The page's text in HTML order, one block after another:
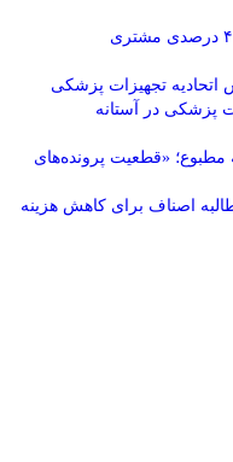
سفره مردم کوچک‌تر شد؛ ریزش ۴۵ درصدی مشتری
اتحادیه تجهیزات پزشکی
پزشکی در آستانه
مطبوع؛ «قطعیت پرونده‌های
اصناف برای کاهش هزینه